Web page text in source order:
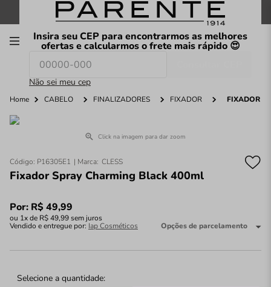
FRETE GRÁTIS nas compras a partir de R$199
Insira seu CEP para encontrarmos as melhores
ofertas e calcularmos o frete mais rápido 😍
Não sei meu cep
O que você procura hoje?
Home CABELO FINALIZADORES FIXADOR FIXADOR
Click na imagem para dar zoom
Código: P16305E1 CLESS
Fixador Spray Charming Black 400ml
Por: R$49,99
ou 1x de R$49,99sem juros
Vendido e entregue por: Iap Cosméticos Opções de parcelamento